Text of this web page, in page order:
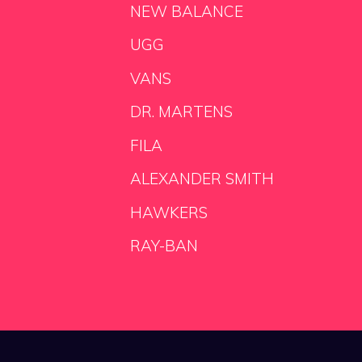
NEW BALANCE
UGG
VANS
DR. MARTENS
FILA
ALEXANDER SMITH
HAWKERS
RAY-BAN